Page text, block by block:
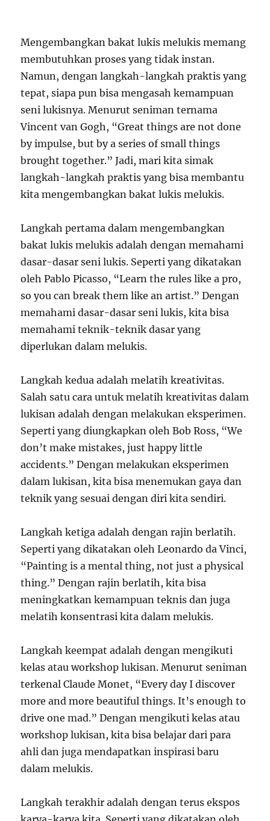
Mengembangkan bakat lukis melukis memang
membutuhkan proses yang tidak instan.
Namun, dengan langkah-langkah praktis yang
tepat, siapa pun bisa mengasah kemampuan
seni lukisnya. Menurut seniman ternama
Vincent van Gogh, “Great things are not done
by impulse, but by a series of small things
brought together.” Jadi, mari kita simak
langkah-langkah praktis yang bisa membantu
kita mengembangkan bakat lukis melukis.
Langkah pertama dalam mengembangkan
bakat lukis melukis adalah dengan memahami
dasar-dasar seni lukis. Seperti yang dikatakan
oleh Pablo Picasso, “Learn the rules like a pro,
so you can break them like an artist.” Dengan
memahami dasar-dasar seni lukis, kita bisa
memahami teknik-teknik dasar yang
diperlukan dalam melukis.
Langkah kedua adalah melatih kreativitas.
Salah satu cara untuk melatih kreativitas dalam
lukisan adalah dengan melakukan eksperimen.
Seperti yang diungkapkan oleh Bob Ross, “We
don’t make mistakes, just happy little
accidents.” Dengan melakukan eksperimen
dalam lukisan, kita bisa menemukan gaya dan
teknik yang sesuai dengan diri kita sendiri.
Langkah ketiga adalah dengan rajin berlatih.
Seperti yang dikatakan oleh Leonardo da Vinci,
“Painting is a mental thing, not just a physical
thing.” Dengan rajin berlatih, kita bisa
meningkatkan kemampuan teknis dan juga
melatih konsentrasi kita dalam melukis.
Langkah keempat adalah dengan mengikuti
kelas atau workshop lukisan. Menurut seniman
terkenal Claude Monet, “Every day I discover
more and more beautiful things. It’s enough to
drive one mad.” Dengan mengikuti kelas atau
workshop lukisan, kita bisa belajar dari para
ahli dan juga mendapatkan inspirasi baru
dalam melukis.
Langkah terakhir adalah dengan terus ekspos